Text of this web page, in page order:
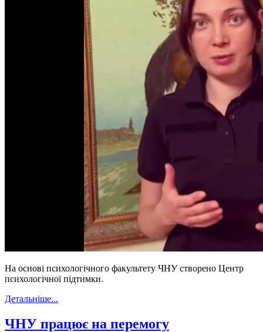
На основі психологічного факультету ЧНУ створено Центр
психологічної підтимки.
Детальніше...
ЧНУ працює на перемогу